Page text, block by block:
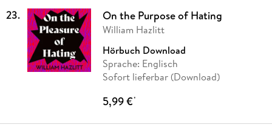
23. On the Purpose of Hating
William Hazlitt
Hörbuch Download
Sprache: Englisch
Sofort lieferbar (Download)
5,99 €*